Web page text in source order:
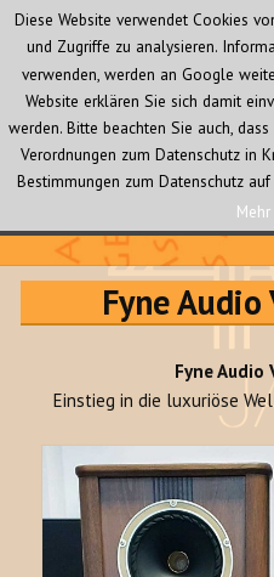
Audio Creativ
Fyne
Fyne Audio
Einstieg in die luxuriöse
Diese Website verwendet Cookies
und Zugriffe zu analysieren.
verwenden, werden an Google
Website erklären Sie sich damit
werden. Bitte beachten Sie auch,
Verordnungen zum Datenschutz in
Bestimmungen zum Datenschutz auf